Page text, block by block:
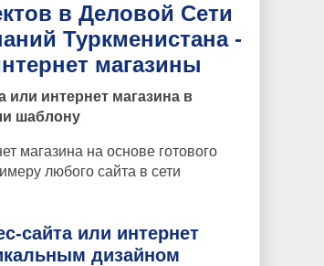
в Деловой Сети
Туркменистана -
магазины
или интернет магазина в
шаблону
магазина на основе готового
любого сайта в сети
сайта или интернет
дизайном